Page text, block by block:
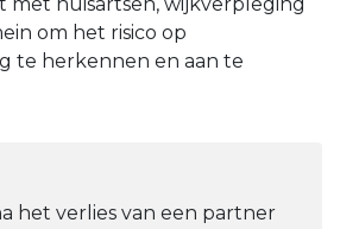
met huisartsen, wijkverpleging
om het risico op
te herkennen en aan te
het verlies van een partner